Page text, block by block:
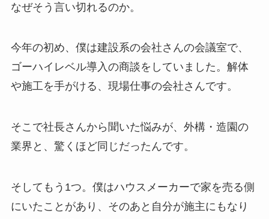
なぜそう言い切れるのか。
今年の初め、僕は建設系の会社さんの会議室で、
ゴーハイレベル導入の商談をしていました。解体
や施工を手がける、現場仕事の会社さんです。
そこで社長さんから聞いた悩みが、外構・造園の
業界と、驚くほど同じだったんです。
そしてもう1つ。僕はハウスメーカーで家を売る側
にいたことがあり、そのあと自分が施主にもなり